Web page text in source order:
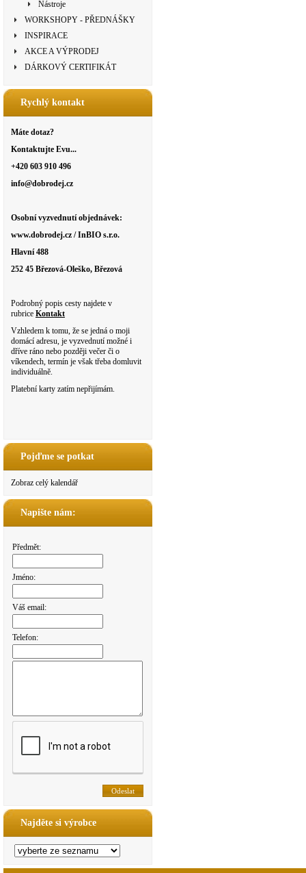
Nástroje
WORKSHOPY - PŘEDNÁŠKY
INSPIRACE
AKCE A VÝPRODEJ
DÁRKOVÝ CERTIFIKÁT
Rychlý kontakt
Máte dotaz?
Kontaktujte Evu...
+420 603 910 496
info@dobrodej.cz
Osobní vyzvednutí objednávek:
www.dobrodej.cz / InBIO s.r.o.
Hlavní 488
252 45 Březová-Oleško, Březová
Podrobný popis cesty najdete v
rubrice Kontakt
Vzhledem k tomu, že se jedná o moji
domácí adresu, je vyzvednutí možné i
dříve ráno nebo později večer či o
víkendech, termín je však třeba domluvit
individuálně.
Platební karty zatím nepřijímám.
Pojďme se potkat
Zobraz celý kalendář
Napište nám:
Předmět:
Jméno:
Váš email:
Telefon:
Najděte si výrobce